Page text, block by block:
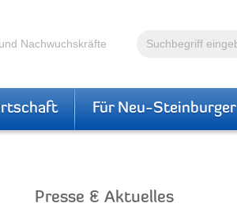
Volltextsuche
Nachwuchskräfte
Für Neu-Steinburger
Presse & Aktuelles